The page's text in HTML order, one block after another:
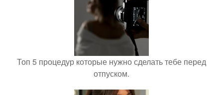
Топ 5 процедур которые нужно сделать тебе перед
отпуском.